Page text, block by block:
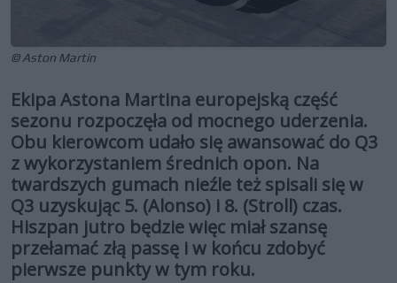
© Aston Martin
Ekipa Astona Martina europejską część
sezonu rozpoczęła od mocnego uderzenia.
Obu kierowcom udało się awansować do Q3
z wykorzystaniem średnich opon. Na
twardszych gumach nieźle też spisali się w
Q3 uzyskując 5. (Alonso) i 8. (Stroll) czas.
Hiszpan jutro będzie więc miał szansę
przełamać złą passę i w końcu zdobyć
pierwsze punkty w tym roku.